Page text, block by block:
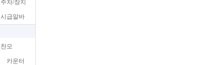
주차/장치
시급알바
찬모
카운터